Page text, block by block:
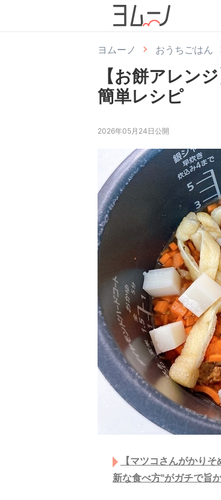
ヨムーノ おうちごはん
【お餅アレン
簡単レシピ
2026年05月24日公開
【マツコさんがかり
新な食べ方"がガチで旨